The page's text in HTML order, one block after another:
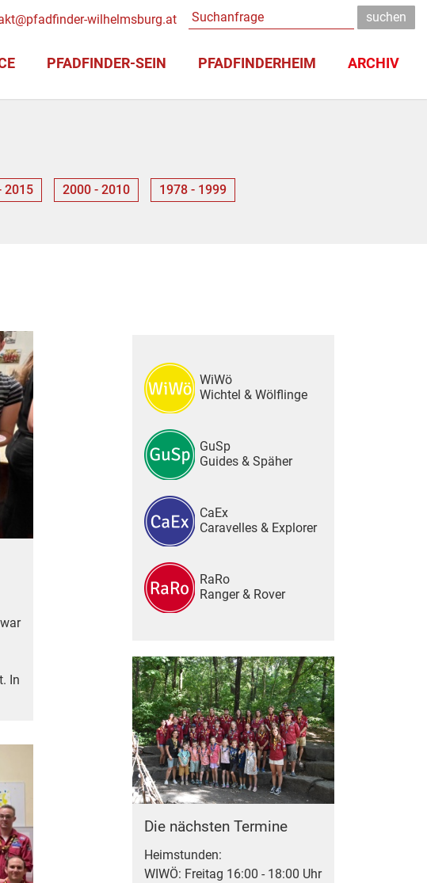
wilhelmsburg.at
PFADFINDER-SEIN PFADFINDERHEIM ARCHIV
2015 2000 - 2010
1978 - 1999
In
WiWö
Wichtel & Wölflinge
GuSp
Guides & Späher
CaEx
Caravelles & Explorer
RaRo
Ranger & Rover
Die nächsten Termine
Heimstunden:
WIWÖ: Freitag 16:00 - 18:00 Uhr